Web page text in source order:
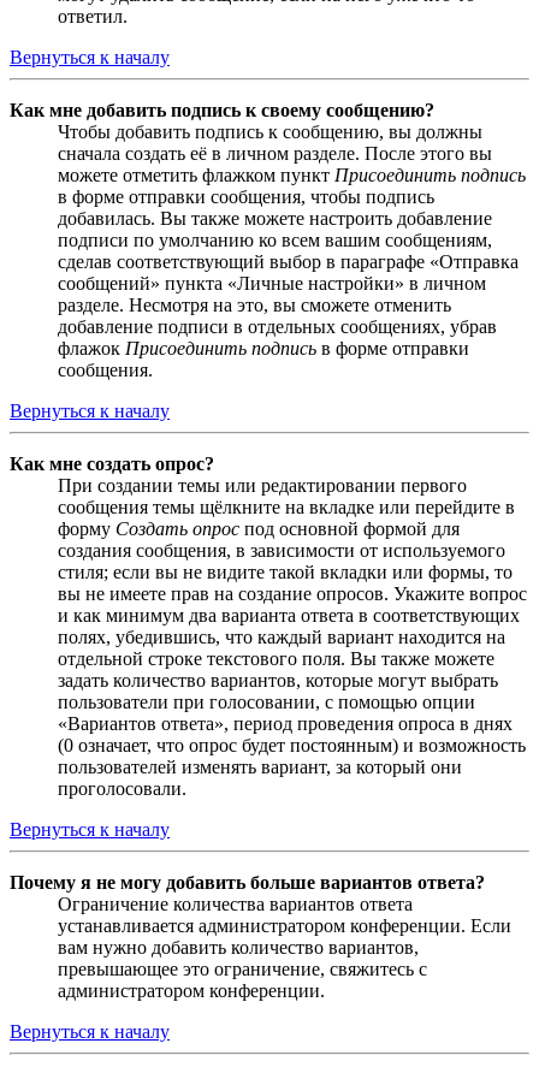
ответил.
Вернуться к началу
Как мне добавить подпись к своему сообщению?
Чтобы добавить подпись к сообщению, вы должны
сначала создать её в личном разделе. После этого вы
можете отметить флажком пункт Присоединить подпись
в форме отправки сообщения, чтобы подпись
добавилась. Вы также можете настроить добавление
подписи по умолчанию ко всем вашим сообщениям,
сделав соответствующий выбор в параграфе «Отправка
сообщений» пункта «Личные настройки» в личном
разделе. Несмотря на это, вы сможете отменить
добавление подписи в отдельных сообщениях, убрав
флажок Присоединить подпись в форме отправки
сообщения.
Вернуться к началу
Как мне создать опрос?
При создании темы или редактировании первого
сообщения темы щёлкните на вкладке или перейдите в
форму Создать опрос под основной формой для
создания сообщения, в зависимости от используемого
стиля; если вы не видите такой вкладки или формы, то
вы не имеете прав на создание опросов. Укажите вопрос
и как минимум два варианта ответа в соответствующих
полях, убедившись, что каждый вариант находится на
отдельной строке текстового поля. Вы также можете
задать количество вариантов, которые могут выбрать
пользователи при голосовании, с помощью опции
«Вариантов ответа», период проведения опроса в днях
(0 означает, что опрос будет постоянным) и возможность
пользователей изменять вариант, за который они
проголосовали.
Вернуться к началу
Почему я не могу добавить больше вариантов ответа?
Ограничение количества вариантов ответа
устанавливается администратором конференции. Если
вам нужно добавить количество вариантов,
превышающее это ограничение, свяжитесь с
администратором конференции.
Вернуться к началу